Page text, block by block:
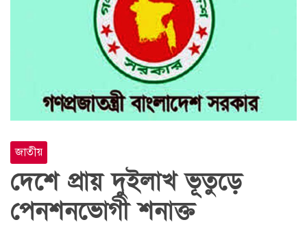
জাতীয়
দেশে প্রায় দুইলাখ ভূতুড়ে
পেনশনভোগী শনাক্ত